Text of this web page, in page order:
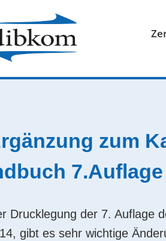
zum
7.Auflage
Drucklegung der 7. Auflage
gibt es sehr wichtige